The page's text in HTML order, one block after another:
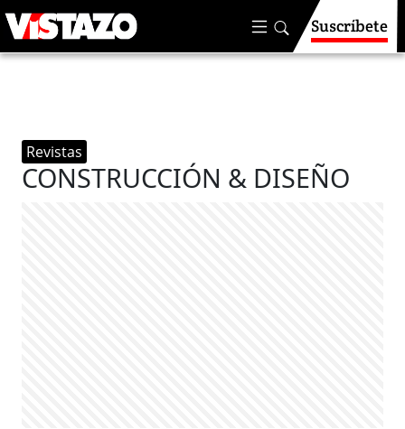
Suscríbete
Revistas
CONSTRUCCIÓN & DISEÑO